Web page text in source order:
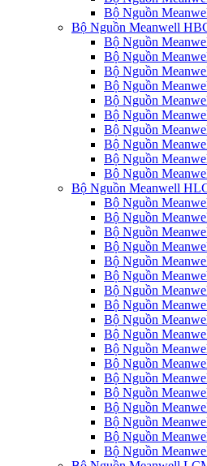
Bộ Nguồn
Bộ Nguồn Meanwell
Bộ Nguồn
Bộ Nguồn
Bộ Nguồn
Bộ Nguồn
Bộ Nguồn
Bộ Nguồn
Bộ Nguồn
Bộ Nguồn
Bộ Nguồn
Bộ Nguồn
Bộ Nguồn Meanwell
Bộ Nguồn
Bộ Nguồn
Bộ Nguồn
Bộ Nguồn
Bộ Nguồn
Bộ Nguồn
Bộ Nguồn
Bộ Nguồn
Bộ Nguồn
Bộ Nguồn
Bộ Nguồn
Bộ Nguồn
Bộ Nguồn
Bộ Nguồn
Bộ Nguồn
Bộ Nguồn
Bộ Nguồn
Bộ Nguồn